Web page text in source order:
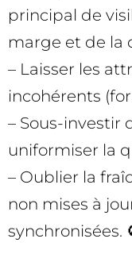
principal de
marge et de la
– Laisser les
incohérents
– Sous-investir
uniformiser la
– Oublier la
non mises à
synchronisées.